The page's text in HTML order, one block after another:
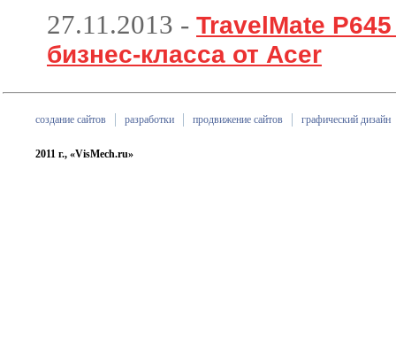
27.11.2013 - TravelMate
бизнес-класса от Acer
создание сайтов разработки продвижение сайтов графический дизайн
2011 г., «VisMech.ru»